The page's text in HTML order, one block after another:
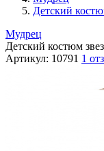
Детский
Мудрец
Детский костюм
Артикул: 10791 1